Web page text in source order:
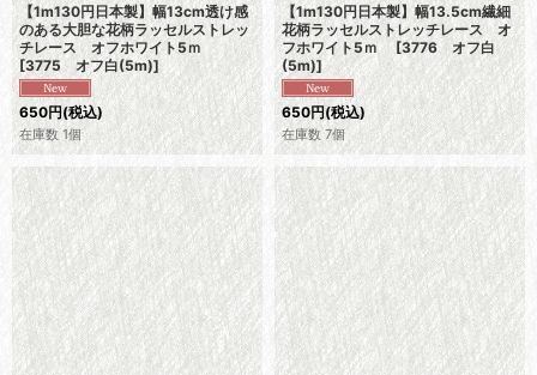
【1m130円日本製】幅13cm透け感
のある大胆な花柄ラッセルストレッ
チレース オフホワイト5ｍ
[3775 オフ白(5m)]
650円(税込)
在庫数 1個
【1m130円日本製】幅13.5cm繊細
花柄ラッセルストレッチレース オ
フホワイト5ｍ [3776 オフ白
(5m)]
650円(税込)
在庫数 7個